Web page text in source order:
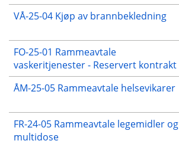
VÅ-25-04 Kjøp av brannbekledning
FO-25-01 Rammeavtale
vaskeritjenester - Reservert kontrakt
ÅM-25-05 Rammeavtale helsevikarer
FR-24-05 Rammeavtale legemidler og
multidose